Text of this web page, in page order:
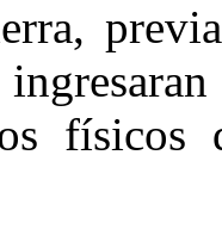
físicos